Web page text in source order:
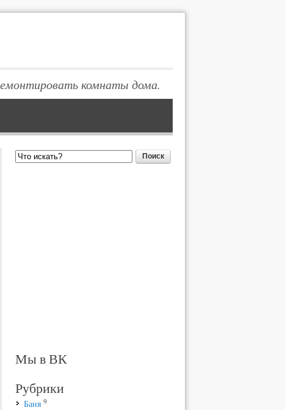
комнаты дома.
Поиск
Мы в ВК
Рубрики
Баня 9